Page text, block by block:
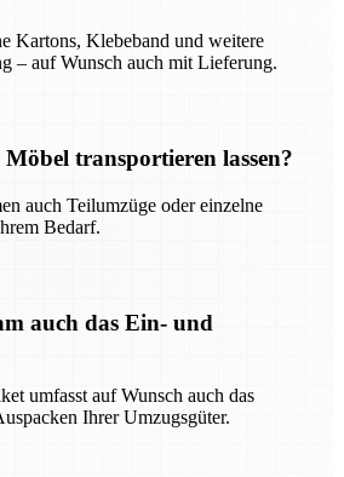
Kartons, Klebeband und weitere
– auf Wunsch auch mit Lieferung.
transportieren lassen?
auch Teilumzüge oder einzelne
Bedarf.
auch das Ein- und
umfasst auf Wunsch auch das
Ihrer Umzugsgüter.